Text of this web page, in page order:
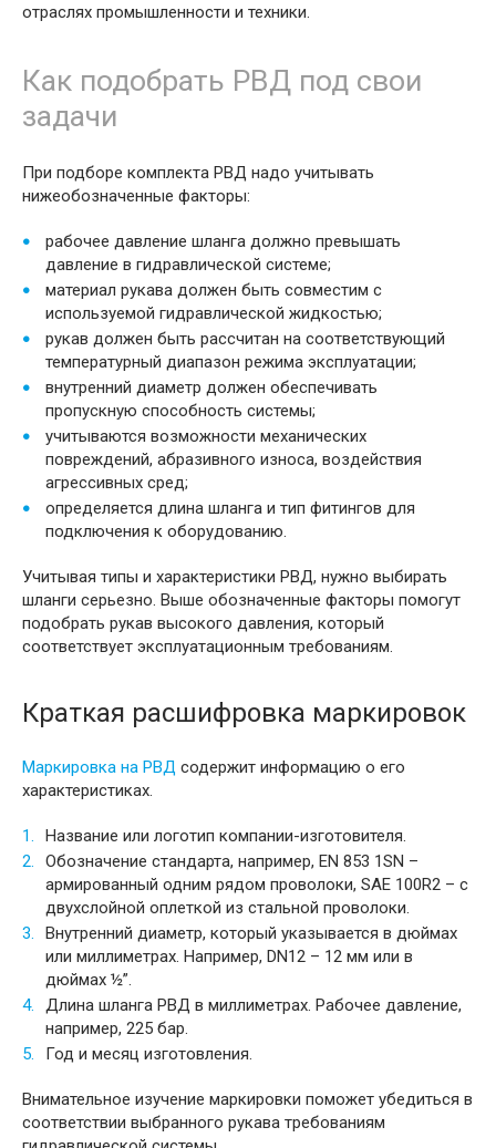
отраслях промышленности и техники.
Как подобрать РВД под свои
задачи
При подборе комплекта РВД надо учитывать
нижеобозначенные факторы:
рабочее давление шланга должно превышать
давление в гидравлической системе;
материал рукава должен быть совместим с
используемой гидравлической жидкостью;
рукав должен быть рассчитан на соответствующий
температурный диапазон режима эксплуатации;
внутренний диаметр должен обеспечивать
пропускную способность системы;
учитываются возможности механических
повреждений, абразивного износа, воздействия
агрессивных сред;
определяется длина шланга и тип фитингов для
подключения к оборудованию.
Учитывая типы и характеристики РВД, нужно выбирать
шланги серьезно. Выше обозначенные факторы помогут
подобрать рукав высокого давления, который
соответствует эксплуатационным требованиям.
Краткая расшифровка маркировок
Маркировка на РВД содержит информацию о его
характеристиках.
Название или логотип компании-изготовителя.
Обозначение стандарта, например, EN 853 1SN –
армированный одним рядом проволоки, SAE 100R2 – с
двухслойной оплеткой из стальной проволоки.
Внутренний диаметр, который указывается в дюймах
или миллиметрах. Например, DN12 – 12 мм или в
дюймах ½”.
Длина шланга РВД в миллиметрах. Рабочее давление,
например, 225 бар.
Год и месяц изготовления.
Внимательное изучение маркировки поможет убедиться в
соответствии выбранного рукава требованиям